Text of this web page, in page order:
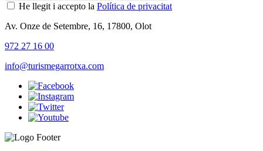
He llegit i accepto la Política de privacitat
Av. Onze de Setembre, 16, 17800, Olot
972 27 16 00
info@turismegarrotxa.com